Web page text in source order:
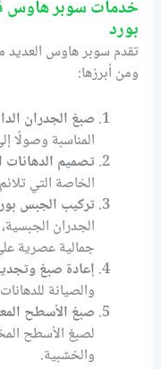
خدمات سوبر هاوس
بورد
تقدم سوبر هاوس العديد
ومن أبرزها:
صبغ الجدران
المناسبة وصولًا
تصميم
الخاصة التي
تركيب الجبس
الجدران
جمالية عصرية
إعادة صبغ
والصيانة
صبغ الأسطح
لصبغ الأسطح
والخشبية.